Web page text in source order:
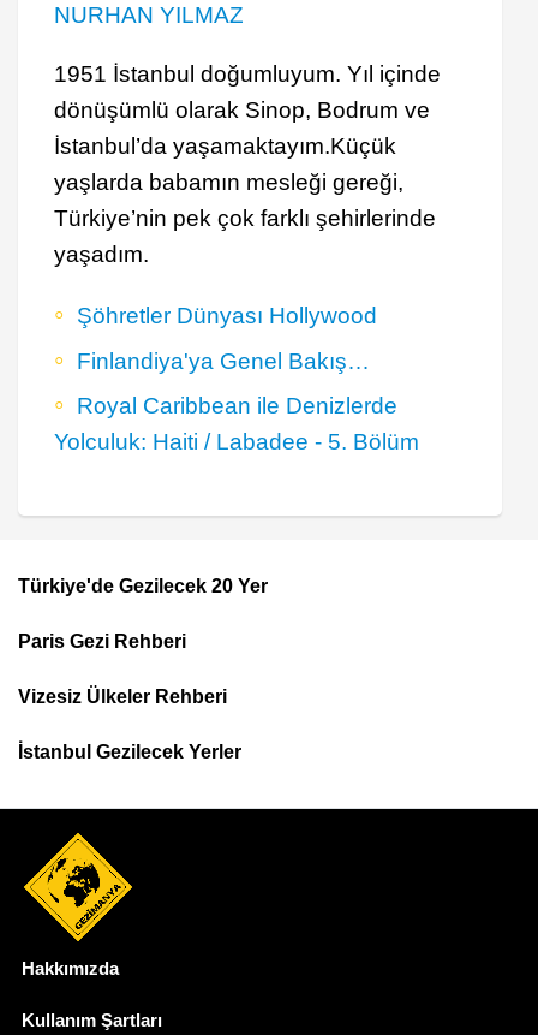
NURHAN YILMAZ
1951 İstanbul doğumluyum. Yıl içinde
dönüşümlü olarak Sinop, Bodrum ve
İstanbul’da yaşamaktayım.Küçük
yaşlarda babamın mesleği gereği,
Türkiye’nin pek çok farklı şehirlerinde
yaşadım.
Şöhretler Dünyası Hollywood
Finlandiya'ya Genel Bakış…
Royal Caribbean ile Denizlerde
Yolculuk: Haiti / Labadee - 5. Bölüm
Top
Menu
Türkiye'de Gezilecek 20 Yer
Paris Gezi Rehberi
Vizesiz Ülkeler Rehberi
İstanbul Gezilecek Yerler
Hakkımızda
Kullanım Şartları